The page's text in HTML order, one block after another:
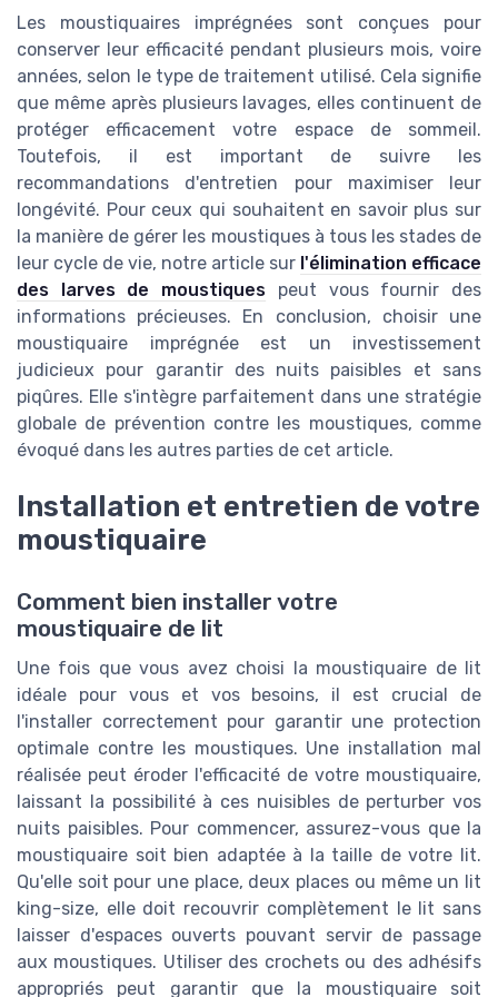
Les moustiquaires imprégnées sont conçues pour
conserver leur efficacité pendant plusieurs mois, voire
années, selon le type de traitement utilisé. Cela signifie
que même après plusieurs lavages, elles continuent de
protéger efficacement votre espace de sommeil.
Toutefois, il est important de suivre les
recommandations d'entretien pour maximiser leur
longévité. Pour ceux qui souhaitent en savoir plus sur
la manière de gérer les moustiques à tous les stades de
leur cycle de vie, notre article sur l'élimination efficace
des larves de moustiques peut vous fournir des
informations précieuses. En conclusion, choisir une
moustiquaire imprégnée est un investissement
judicieux pour garantir des nuits paisibles et sans
piqûres. Elle s'intègre parfaitement dans une stratégie
globale de prévention contre les moustiques, comme
évoqué dans les autres parties de cet article.
Installation et entretien de votre
moustiquaire
Comment bien installer votre
moustiquaire de lit
Une fois que vous avez choisi la moustiquaire de lit
idéale pour vous et vos besoins, il est crucial de
l'installer correctement pour garantir une protection
optimale contre les moustiques. Une installation mal
réalisée peut éroder l'efficacité de votre moustiquaire,
laissant la possibilité à ces nuisibles de perturber vos
nuits paisibles. Pour commencer, assurez-vous que la
moustiquaire soit bien adaptée à la taille de votre lit.
Qu'elle soit pour une place, deux places ou même un lit
king-size, elle doit recouvrir complètement le lit sans
laisser d'espaces ouverts pouvant servir de passage
aux moustiques. Utiliser des crochets ou des adhésifs
appropriés peut garantir que la moustiquaire soit